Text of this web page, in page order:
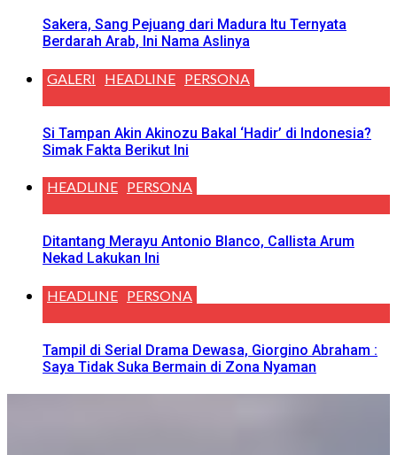
Sakera, Sang Pejuang dari Madura Itu Ternyata
Berdarah Arab, Ini Nama Aslinya
GALERI HEADLINE PERSONA
Si Tampan Akin Akinozu Bakal ‘Hadir’ di Indonesia?
Simak Fakta Berikut Ini
HEADLINE PERSONA
Ditantang Merayu Antonio Blanco, Callista Arum
Nekad Lakukan Ini
HEADLINE PERSONA
Tampil di Serial Drama Dewasa, Giorgino Abraham :
Saya Tidak Suka Bermain di Zona Nyaman